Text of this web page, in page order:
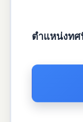
ตำแหน่งท